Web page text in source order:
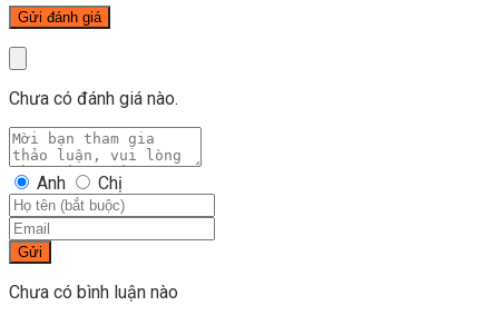
Chưa có đánh giá nào.
Anh Chị
Gửi
Chưa có bình luận nào